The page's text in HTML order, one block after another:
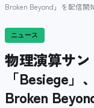
Broken Beyond」を配信開
ニュース
物理演算サ
「Besiege
Broken